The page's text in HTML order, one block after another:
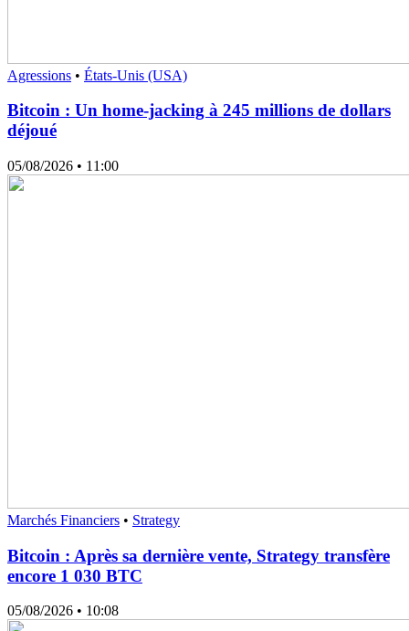
Agressions • États-Unis (USA)
Bitcoin : Un home-jacking à 245 millions de dollars
déjoué
05/08/2026 • 11:00
Marchés Financiers • Strategy
Bitcoin : Après sa dernière vente, Strategy transfère
encore 1 030 BTC
05/08/2026 • 10:08